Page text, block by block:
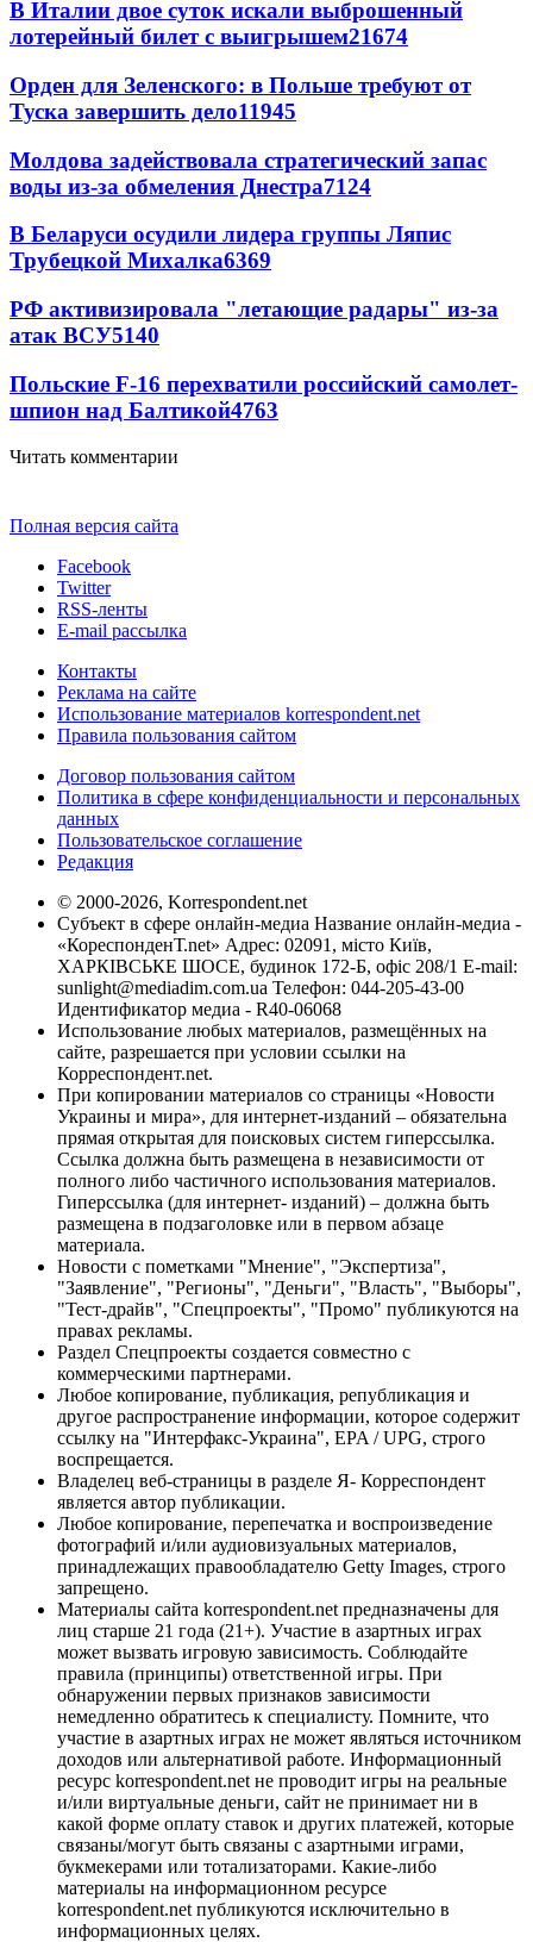
В Италии двое суток искали выброшенный
лотерейный билет с выигрышем21674
Орден для Зеленского: в Польше требуют от
Туска завершить дело11945
Молдова задействовала стратегический запас
воды из-за обмеления Днестра7124
В Беларуси осудили лидера группы Ляпис
Трубецкой Михалка6369
РФ активизировала "летающие радары" из-за
атак ВСУ5140
Польские F-16 перехватили российский самолет-
шпион над Балтикой4763
Читать комментарии
Полная версия сайта
Facebook
Twitter
RSS-ленты
E-mail рассылка
Контакты
Реклама на сайте
Использование материалов korrespondent.net
Правила пользования сайтом
Договор пользования сайтом
Политика в сфере конфиденциальности и персональных
данных
Пользовательское соглашение
Редакция
© 2000-2026, Korrespondent.net
Субъект в сфере онлайн-медиа Название онлайн-медиа -
«КореспонденТ.net» Адрес: 02091, місто Київ,
ХАРКІВСЬКЕ ШОСЕ, будинок 172-Б, офіс 208/1 E-mail:
sunlight@mediadim.com.ua Телефон: 044-205-43-00
Идентификатор медиа - R40-06068
Использование любых материалов, размещённых на
сайте, разрешается при условии ссылки на
Корреспондент.net.
При копировании материалов со страницы «Новости
Украины и мира», для интернет-изданий – обязательна
прямая открытая для поисковых систем гиперссылка.
Ссылка должна быть размещена в независимости от
полного либо частичного использования материалов.
Гиперссылка (для интернет- изданий) – должна быть
размещена в подзаголовке или в первом абзаце
материала.
Новости с пометками "Мнение", "Экспертиза",
"Заявление", "Регионы", "Деньги", "Власть", "Выборы",
"Тест-драйв", "Спецпроекты", "Промо" публикуются на
правах рекламы.
Раздел Спецпроекты создается совместно с
коммерческими партнерами.
Любое копирование, публикация, републикация и
другое распространение информации, которое содержит
ссылку на "Интерфакс-Украина", EPA / UPG, строго
воспрещается.
Владелец веб-страницы в разделе Я- Корреспондент
является автор публикации.
Любое копирование, перепечатка и воспроизведение
фотографий и/или аудиовизуальных материалов,
принадлежащих правообладателю Getty Images, строго
запрещено.
Материалы сайта korrespondent.net предназначены для
лиц старше 21 года (21+). Участие в азартных играх
может вызвать игровую зависимость. Соблюдайте
правила (принципы) ответственной игры. При
обнаружении первых признаков зависимости
немедленно обратитесь к специалисту. Помните, что
участие в азартных играх не может являться источником
доходов или альтернативой работе. Информационный
ресурс korrespondent.net не проводит игры на реальные
и/или виртуальные деньги, сайт не принимает ни в
какой форме оплату ставок и других платежей, которые
связаны/могут быть связаны с азартными играми,
букмекерами или тотализаторами. Какие-либо
материалы на информационном ресурсе
korrespondent.net публикуются исключительно в
информационных целях.